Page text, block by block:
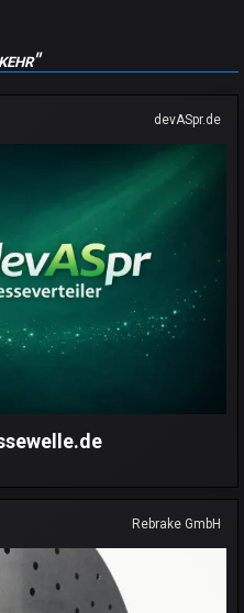
devASpr.de
Rebrake GmbH